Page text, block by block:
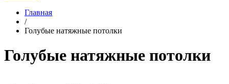
Главная
/
Голубые натяжные потолки
Голубые натяжные потолки